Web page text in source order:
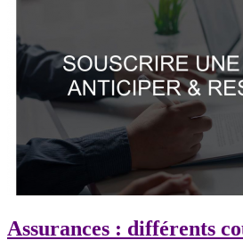
Assurances : différents